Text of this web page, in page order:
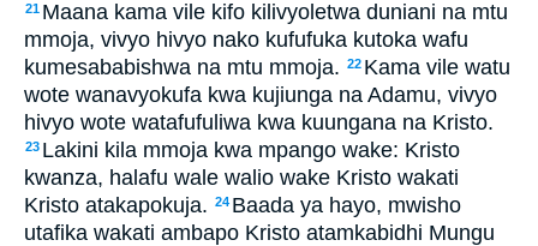
21 Maana kama vile kifo kilivyoletwa duniani na mtu
mmoja, vivyo hivyo nako kufufuka kutoka wafu
kumesababishwa na mtu mmoja. 22 Kama vile watu
wote wanavyokufa kwa kujiunga na Adamu, vivyo
hivyo wote watafufuliwa kwa kuungana na Kristo.
23 Lakini kila mmoja kwa mpango wake: Kristo
kwanza, halafu wale walio wake Kristo wakati
Kristo atakapokuja. 24 Baada ya hayo, mwisho
utafika wakati ambapo Kristo atamkabidhi Mungu